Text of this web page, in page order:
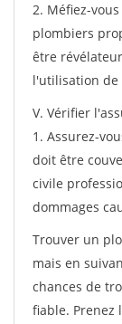
2. Méfiez-
plombiers
être
l'utilisation de
V. Vérifier
1. Assurez-
doit être
civile
dommages
Trouver un
mais en
chances de
fiable. Prenez